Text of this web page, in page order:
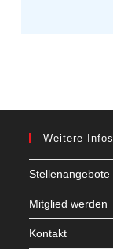
Weitere Infos
Stellenangebote
Mitglied werden
Kontakt